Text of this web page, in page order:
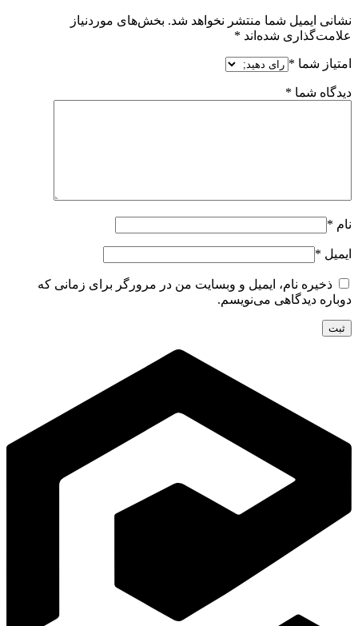
شما منتشر نخواهد شد.
بخش‌های موردنیاز
شده‌اند*
*
*
ایمیل و وبسایت من در مرورگر برای زمانی که
می‌نویسم.